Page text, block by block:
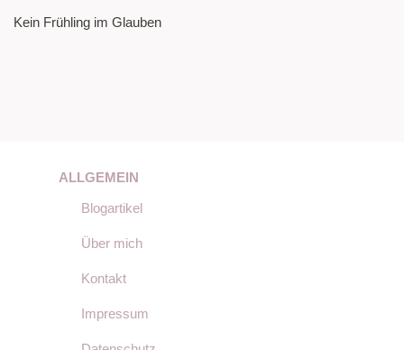
Kein Frühling im Glauben
ALLGEMEIN
Blogartikel
Über mich
Kontakt
Impressum